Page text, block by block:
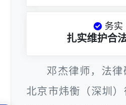
务实
扎实维护合
邓杰律师，法
北京市炜衡（深圳）